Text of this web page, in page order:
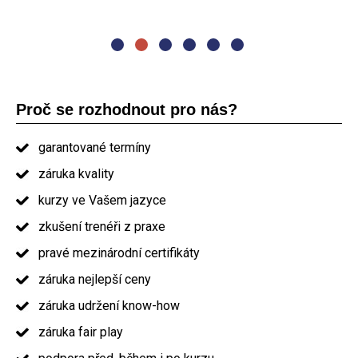
Proč se rozhodnout pro nás?
garantované termíny
záruka kvality
kurzy ve Vašem jazyce
zkušení trenéři z praxe
pravé mezinárodní certifikáty
záruka nejlepší ceny
záruka udržení know-how
záruka fair play